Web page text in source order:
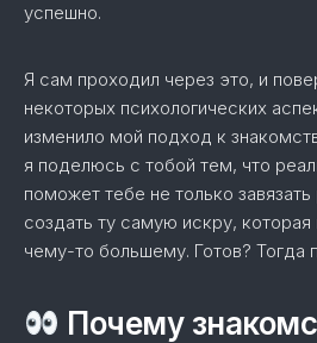
успешно.
Я сам проходил через это, и
некоторых психологических
изменило мой подход к
я поделюсь с тобой тем, что
поможет тебе не только завязать
создать ту самую искру,
чему-то большему. Готов? Тогда
Почему